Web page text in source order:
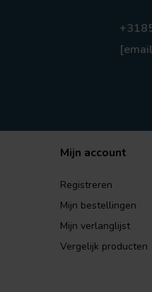
Mijn account
Registreren
Mijn bestellingen
Mijn verlanglijst
Vergelijk producten